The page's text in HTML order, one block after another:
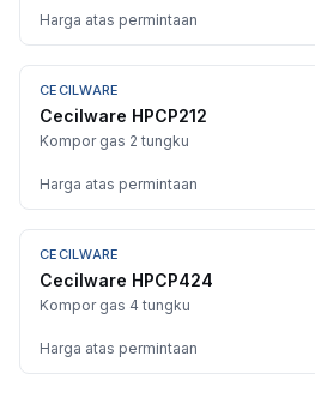
Harga atas permintaan
CECILWARE
Cecilware HPCP212
Kompor gas 2 tungku
Harga atas permintaan
CECILWARE
Cecilware HPCP424
Kompor gas 4 tungku
Harga atas permintaan